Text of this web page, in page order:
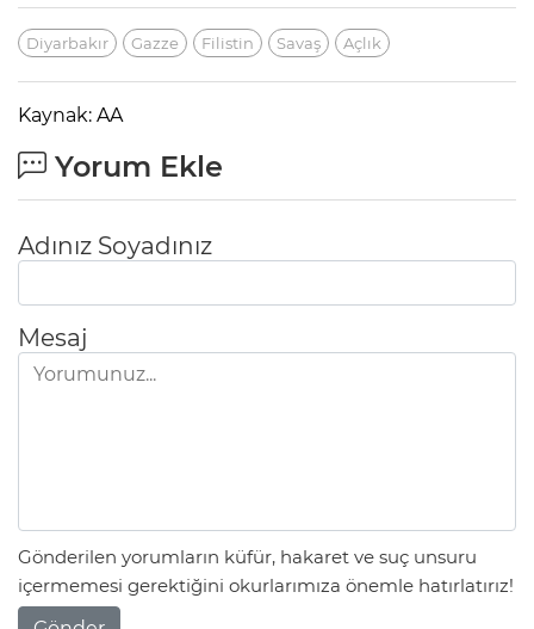
Diyarbakır Gazze Filistin Savaş Açlık
Kaynak: AA
Yorum Ekle
Adınız Soyadınız
Mesaj
Gönderilen yorumların küfür, hakaret ve suç unsuru
içermemesi gerektiğini okurlarımıza önemle hatırlatırız!